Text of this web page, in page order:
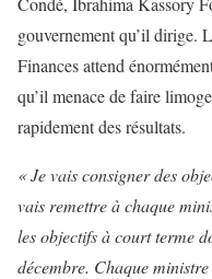
gouvernement qu’il dirige.
Finances attend
qu’il menace de faire
rapidement des résultats.
« Je vais consigner des
vais remettre à chaque
les objectifs à court terme
décembre. Chaque